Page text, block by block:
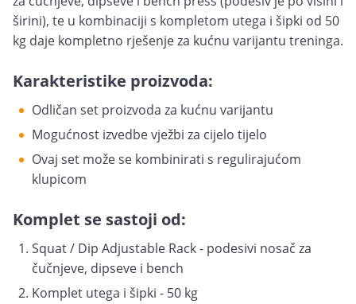
širini), te u kombinaciji s kompletom utega i šipki od 50
kg daje kompletno rješenje za kućnu varijantu treninga.
Karakteristike proizvoda:
Odličan set proizvoda za kućnu varijantu
Mogućnost izvedbe vježbi za cijelo tijelo
Ovaj set može se kombinirati s regulirajućom
klupicom
Komplet se sastoji od:
Squat / Dip Adjustable Rack - podesivi nosač za
čučnjeve, dipseve i bench
Komplet utega i šipki - 50 kg